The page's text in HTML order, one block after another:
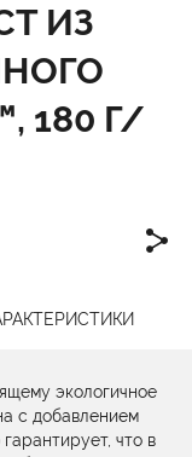
ИЗ
180 Г/
экологичное
с добавлением
что в